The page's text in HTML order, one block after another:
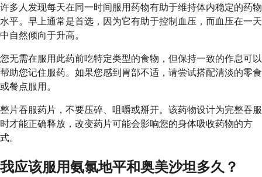
许多人发现每天在同一时间服用药物有助于维持体内稳定的药物
水平。早上通常是首选，因为它有助于控制血压，而血压在一天
中自然倾向于升高。
您无需在服用此药前吃特定类型的食物，但保持一致的作息可以
帮助您记住服药。如果您感到胃部不适，请尝试搭配清淡的零食
或餐点服用。
整片吞服药片，不要压碎、咀嚼或掰开。该药物设计为完整吞服
时才能正确释放，改变药片可能会影响您的身体吸收药物的方
式。
我应该服用氨氯地平和奥美沙坦多久？